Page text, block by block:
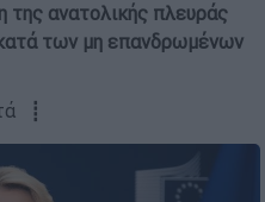
της ανατολικής πλευράς
των μη επανδρωμένων
┋